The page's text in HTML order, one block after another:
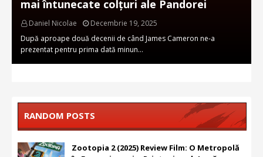
mai întunecate colțuri ale Pandorei
Daniel Nicolae
Decembrie 19, 2025
După aproape două decenii de când James Cameron ne-a
prezentat pentru prima dată minun…
RANDOM POSTS
Zootopia 2 (2025) Review Film: O Metropolă